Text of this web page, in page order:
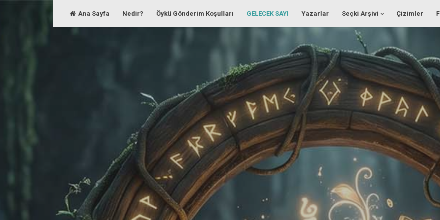
Ana Sayfa Nedir? Öykü Gönderim Koşulları GELECEK SAYI Yazarlar Seçki Arşivi Çizimler